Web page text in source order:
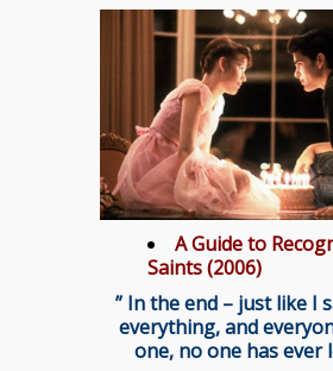
A Guide to
Saints (2006)
” In the end – just like I
everything, and
one, no one has ever